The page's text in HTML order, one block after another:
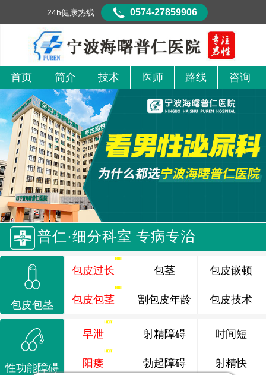
首页 简介 技术 医师 路线 咨询
普仁·细分科室 专病专治
包皮包茎
包皮过长
包皮包茎
包茎
割包皮年龄
包皮嵌顿
包皮技术
性功能障碍
早泄
阳痿
射精障碍
勃起障碍
时间短
射精快
24h健康热线 0574-27859906